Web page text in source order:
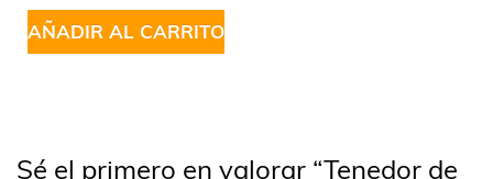
AÑADIR AL CARRITO
Sé el primero en valorar “Tenedor de